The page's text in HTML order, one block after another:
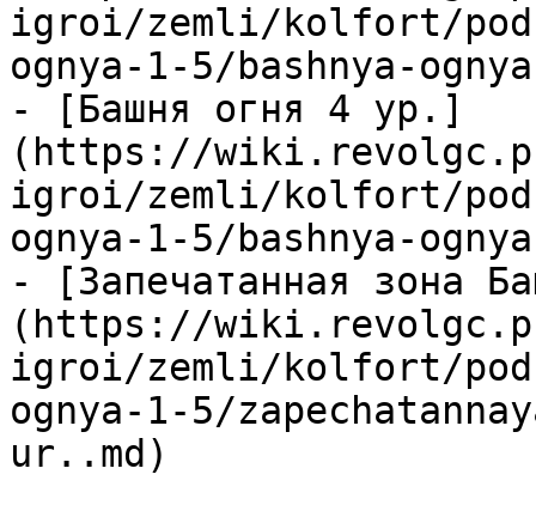
igroi/zemli/kolfort/
ognya-1-5/bashnya-
- [Башня огня 4 ур.]
(https://
igroi/zemli/kolfort/
ognya-1-5/bashnya-
- [Запечатанная зона
(https://
igroi/zemli/kolfort/
ognya-1-5/